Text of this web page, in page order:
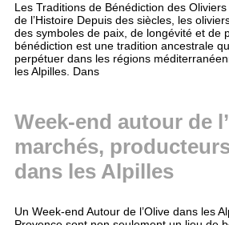
Les Traditions de Bénédiction des
de l’Histoire Depuis des siècles, les
des symboles de paix, de longévité et de
bénédiction est une tradition ancestrale
perpétuer dans les régions
les Alpilles. Dans
Week-end autour de
marchés,
dans les Alpilles
Un Week-end Autour de l’Olive dans les